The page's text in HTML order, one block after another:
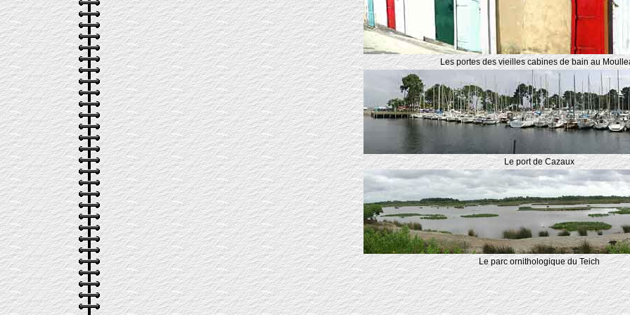
Les portes des vieilles cabines de bain au
Le port de Cazaux
Le parc ornithologique du Teich